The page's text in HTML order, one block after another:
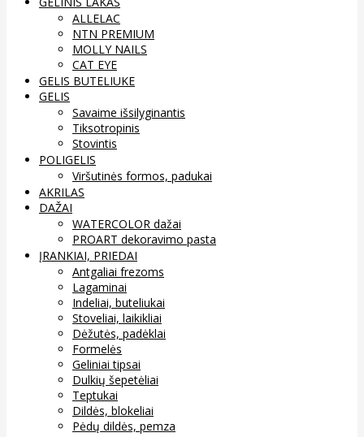
ALLELAC
NTN PREMIUM
MOLLY NAILS
CAT EYE
GELIS BUTELIUKE
GELIS
Savaime išsilyginantis
Tiksotropinis
Stovintis
POLIGELIS
Viršutinės formos, padukai
AKRILAS
DAŽAI
WATERCOLOR dažai
PROART dekoravimo pasta
ĮRANKIAI, PRIEDAI
Antgaliai frezoms
Lagaminai
Indeliai, buteliukai
Stoveliai, laikikliai
Dėžutės, padėklai
Formelės
Geliniai tipsai
Dulkių šepetėliai
Teptukai
Dildės, blokeliai
Pėdų dildės, pemza